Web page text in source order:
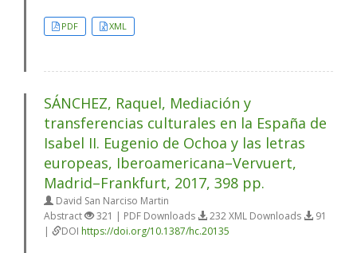
PDF XML
SÁNCHEZ, Raquel, Mediación y
transferencias culturales en la España de
Isabel II. Eugenio de Ochoa y las letras
europeas, Iberoamericana–Vervuert,
Madrid–Frankfurt, 2017, 398 pp.
David San Narciso Martin
Abstract
321 | PDF Downloads 232 XML Downloads
91
|
DOI https://doi.org/10.1387/hc.20135